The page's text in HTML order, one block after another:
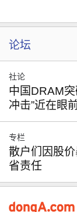
论坛
社论
中国DRAM
冲击”近在眼
专栏
散户们因股
省责任